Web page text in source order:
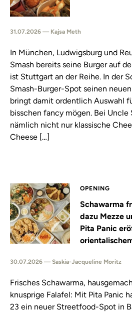
31.07.2026 — Kajsa Meth
In München, Ludwigsburg und
Smash bereits seine Burger auf
ist Stuttgart an der Reihe. In der
Smash-Burger-Spot seinen
bringt damit ordentlich Auswahl
bisschen fancy mögen. Bei Uncle
nämlich nicht nur klassische
Cheese […]
OPENING
Schawarma
dazu Mezze
Pita Panic
30.07.2026 — Saskia-Jacqueline Moritz
Frisches Schawarma,
knusprige Falafel: Mit Pita Panic
23 ein neuer Streetfood-Spot in